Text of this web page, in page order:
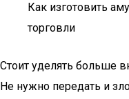
Как изготовить
торговли
Стоит уделять больше
Не нужно передать и